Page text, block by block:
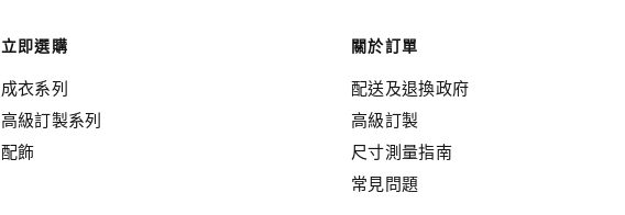
立即選購
成衣系列
高級訂製系列
配飾
關於訂單
配送及退換政府
高級訂製
尺寸測量指南
常見問題